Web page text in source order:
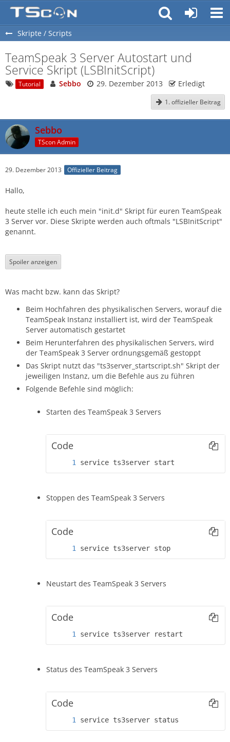
Skripte / Scripts
TeamSpeak 3 Server Autostart und
Service Skript (LSBInitScript)
Tutorial Sebbo 29. Dezember 2013 Erledigt
1. offizieller Beitrag
Sebbo
TScon Admin
29. Dezember 2013 Offizieller Beitrag
Hallo,
heute stelle ich euch mein "init.d" Skript für euren TeamSpeak
3 Server vor. Diese Skripte werden auch oftmals "LSBInitScript"
genannt.
Spoiler anzeigen
Was macht bzw. kann das Skript?
Beim Hochfahren des physikalischen Servers, worauf die
TeamSpeak Instanz installiert ist, wird der TeamSpeak
Server automatisch gestartet
Beim Herunterfahren des physikalischen Servers, wird
der TeamSpeak 3 Server ordnungsgemäß gestoppt
Das Skript nutzt das "ts3server_startscript.sh" Skript der
jeweiligen Instanz, um die Befehle aus zu führen
Folgende Befehle sind möglich:
Starten des TeamSpeak 3 Servers
Code
service ts3server start
Stoppen des TeamSpeak 3 Servers
Code
service ts3server stop
Neustart des TeamSpeak 3 Servers
Code
service ts3server restart
Status des TeamSpeak 3 Servers
Code
service ts3server status